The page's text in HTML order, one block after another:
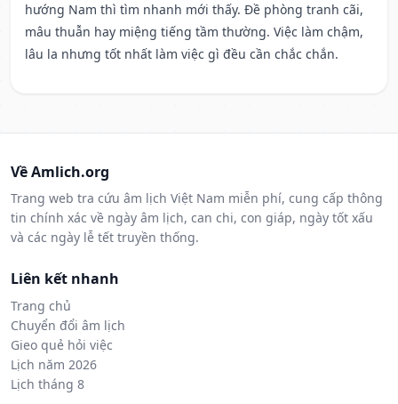
hướng Nam thì tìm nhanh mới thấy. Đề phòng tranh cãi,
mâu thuẫn hay miệng tiếng tầm thường. Việc làm chậm,
lâu la nhưng tốt nhất làm việc gì đều cần chắc chắn.
Về Amlich.org
Trang web tra cứu âm lịch Việt Nam miễn phí, cung cấp thông
tin chính xác về ngày âm lịch, can chi, con giáp, ngày tốt xấu
và các ngày lễ tết truyền thống.
Liên kết nhanh
Trang chủ
Chuyển đổi âm lịch
Gieo quẻ hỏi việc
Lịch năm 2026
Lịch tháng 8